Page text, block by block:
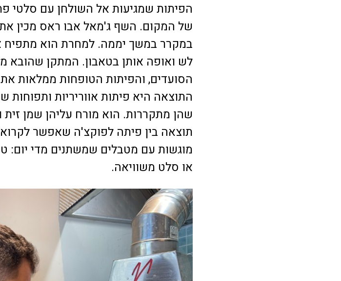
הפיתות שמגיעות אל השולחן עם סלטי
של המקום. השף ג'מאל אבו ראס מכין את
במקרר במשך יממה. למחרת הוא מתפיח
לש ואופה אותן בטאבון. המתקן שהובא
הסועדים, והפיתות הטופחות ממלאות
התוצאה היא פיתות אווריריות ותפוחות
שהן מתקררות. הוא מורח עליהן שמן
תוצאה בין פיתה לפוקצ'ה שאפשר
מוגשות עם מטבלים שמשתנים מדי יום:
או סלט משוויאה.